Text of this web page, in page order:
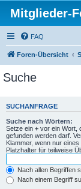
Mitglieder-
FAQ
Foren-Übersicht
Suche
SUCHANFRAGE
Suche nach Wörtern:
Setze ein + vor ein Wort,
gefunden werden darf.
Klammer, wenn nur
Platzhalter für teilweise
Nach allen Begriffen
Nach einem Begriff